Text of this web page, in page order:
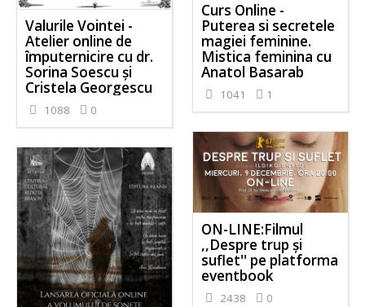
Valurile Vointei -
Atelier online de
împuternicire cu dr.
Sorina Soescu și
Cristela Georgescu
1088 0
Curs Online -
Puterea si secretele
magiei feminine.
Mistica feminina cu
Anatol Basarab
1041 1
ON-LINE:Filmul
,,Despre trup și
suflet'' pe platforma
eventbook
2438 0